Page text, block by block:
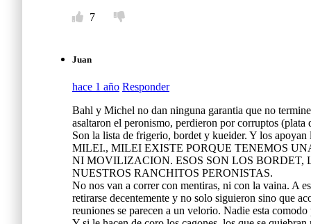
7
Juan
hace 1 año Responder
Bahl y Michel no dan ninguna garantia que no
asaltaron el peronismo, perdieron por corruptos
Son la lista de frigerio, bordet y kueider. Y los
MILEI., MILEI EXISTE PORQUE TENEMOS
NI MOVILIZACION. ESOS SON LOS
NUESTROS RANCHITOS PERONISTAS.
No nos van a correr con mentiras, ni con la vaina. A
retirarse decentemente y no solo siguieron sino que
reuniones se parecen a un velorio. Nadie esta